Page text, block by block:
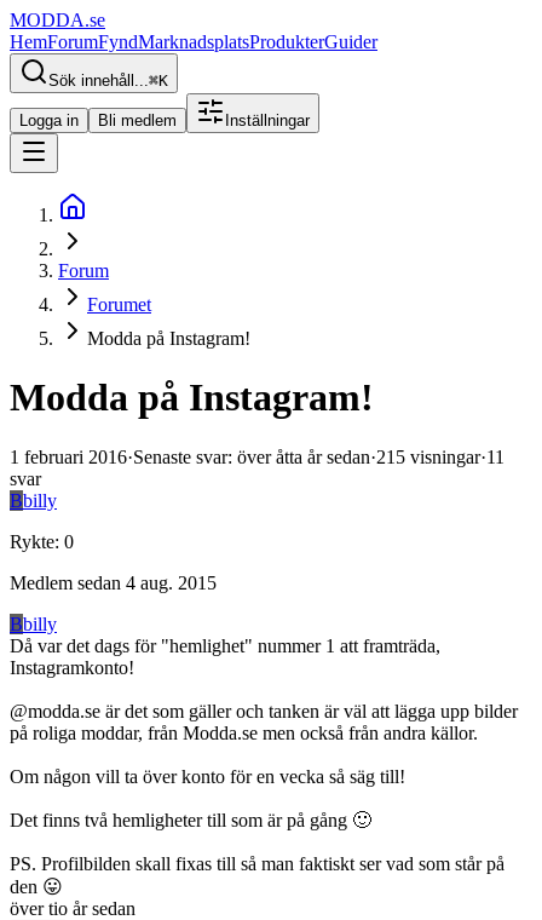
MODDA.se
HemForumFyndMarknadsplatsProdukterGuider
Sök innehåll...⌘K
Logga in Bli medlem Inställningar
Forum
Forumet
Modda på Instagram!
Modda på Instagram!
1 februari 2016·Senaste svar: över åtta år sedan·215 visningar·11
svar
Bbilly
Rykte: 0
Medlem sedan 4 aug. 2015
Bbilly
Då var det dags för "hemlighet" nummer 1 att framträda,
Instagramkonto!
@modda.se är det som gäller och tanken är väl att lägga upp bilder
på roliga moddar, från Modda.se men också från andra källor.
Om någon vill ta över konto för en vecka så säg till!
Det finns två hemligheter till som är på gång 🙂
PS. Profilbilden skall fixas till så man faktiskt ser vad som står på
den 😛
över tio år sedan